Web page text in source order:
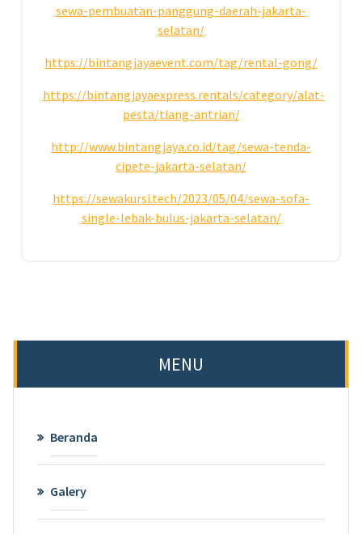
sewa-pembuatan-panggung-daerah-jakarta-
selatan/
https://bintangjayaevent.com/tag/rental-gong/
https://bintangjayaexpress.rentals/category/alat-
pesta/tiang-antrian/
http://www.bintangjaya.co.id/tag/sewa-tenda-
cipete-jakarta-selatan/
https://sewakursi.tech/2023/05/04/sewa-sofa-
single-lebak-bulus-jakarta-selatan/
MENU
Beranda
Galery